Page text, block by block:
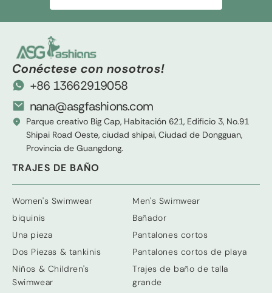
Conéctese con nosotros!
+86 13662919058
nana@asgfashions.com
Parque creativo Big Cap, Habitación 621, Edificio 3, No.91
Shipai Road Oeste, ciudad shipai, Ciudad de Dongguan,
Provincia de Guangdong.
TRAJES DE BAÑO
Women's Swimwear
biquinis
Una pieza
Dos Piezas & tankinis
Niños & Children's
Swimwear
Men's Swimwear
Bañador
Pantalones cortos
Pantalones cortos de playa
Trajes de baño de talla
grande